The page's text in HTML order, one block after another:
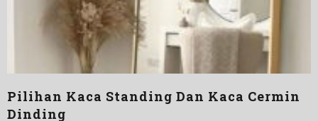
Pilihan Kaca Standing Dan Kaca Cermin
Dinding